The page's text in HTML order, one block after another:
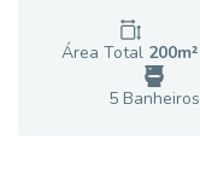
Área Total 200m²
5Banheiros